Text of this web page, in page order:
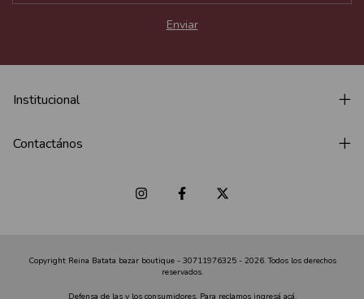
Institucional
Contactános
Copyright Reina Batata bazar boutique - 30711976325 - 2026. Todos los derechos
reservados.
Defensa de las y los consumidores. Para reclamos ingresá acá.